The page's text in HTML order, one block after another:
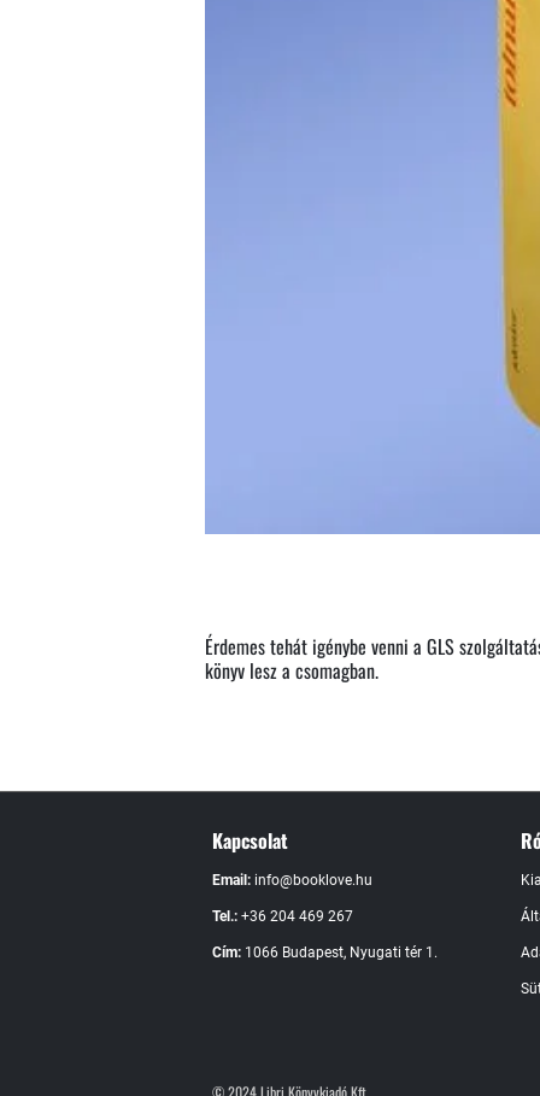
Érdemes tehát igénybe venni a GLS
könyv lesz a csomagban.
Kapcsolat
Email: info@booklove.hu
Tel.: +36 204 469 267
Cím: 1066 Budapest, Nyugati tér 1.
© 2024 Libri Könyvkiadó Kft.